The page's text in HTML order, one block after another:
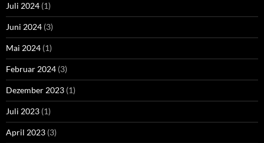
Juli 2024 (1)
Juni 2024 (3)
Mai 2024 (1)
Februar 2024 (3)
Dezember 2023 (1)
Juli 2023 (1)
April 2023 (3)